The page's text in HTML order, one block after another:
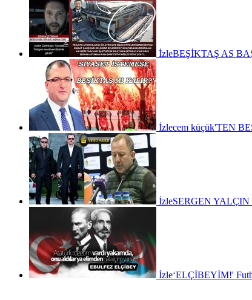
İzleBEŞİKTAŞ AS
İzlecem küçük'TEN
İzleSERGEN
İzle‘ELÇİBEYİM!'